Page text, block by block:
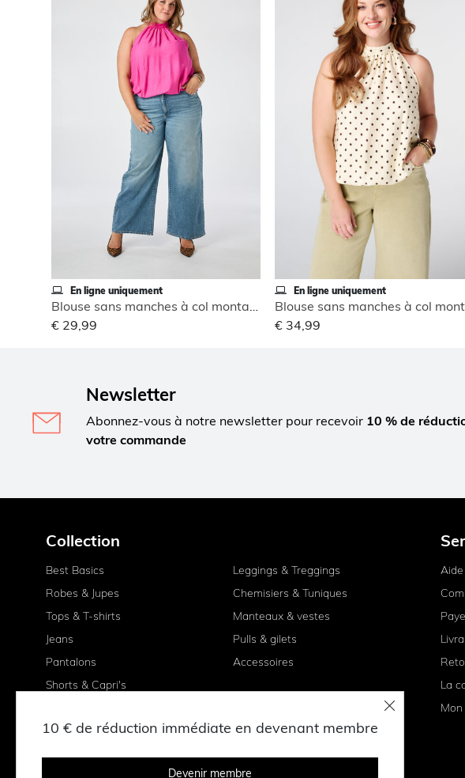
En ligne uniquement
Blouse sans manches à col montant
€ 29,99
En ligne uniquement
€ 34,99
Newsletter
Abonnez-vous à notre newsletter pour recevoir 10 % de
votre commande
Collection
Best Basics
Robes & Jupes
Tops & T-shirts
Jeans
Pantalons
Shorts & Capri's
Leggings & Treggings
Chemisiers & Tuniques
Manteaux & vestes
Pulls & gilets
Accessoires
Aide
La
10 € de réduction immédiate en devenant membre
Devenir membre